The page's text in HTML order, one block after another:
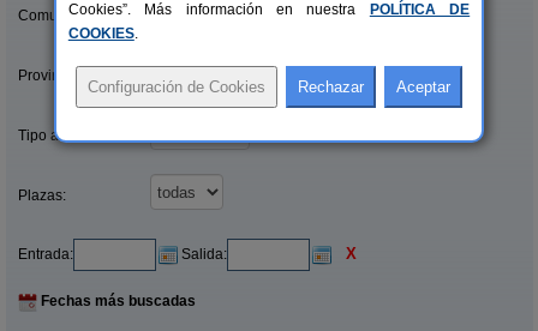
Comunidades:
Provincias/Islas:
Tipo alquiler:
Plazas:
Entrada: Salida: X
Fechas más buscadas
Cookies”. Más información en nuestra
POLÍTICA DE
COOKIES.